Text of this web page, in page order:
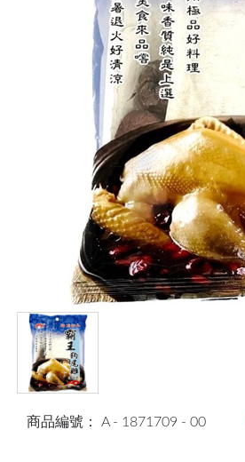
商品編號： A - 1871709 - 00